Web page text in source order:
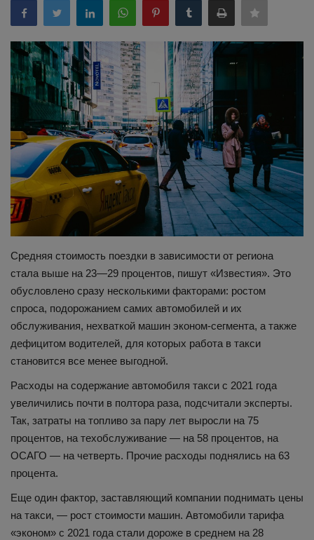
Здоровье
Наука и открытия
Средняя стоимость поездки в зависимости от региона
стала выше на 23—29 процентов, пишут «Известия». Это
обусловлено сразу несколькими факторами: ростом
спроса, подорожанием самих автомобилей и их
обслуживания, нехваткой машин эконом-сегмента, а также
дефицитом водителей, для которых работа в такси
становится все менее выгодной.
Расходы на содержание автомобиля такси с 2021 года
увеличились почти в полтора раза, подсчитали эксперты.
Так, затраты на топливо за пару лет выросли на 75
процентов, на техобслуживание — на 58 процентов, на
ОСАГО — на четверть. Прочие расходы поднялись на 63
процента.
Еще один фактор, заставляющий компании поднимать цены
на такси, — рост стоимости машин. Автомобили тарифа
«эконом» с 2021 года стали дороже в среднем на 28